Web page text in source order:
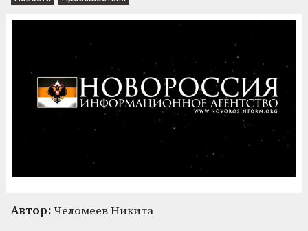
Автор: Челомеев Никита